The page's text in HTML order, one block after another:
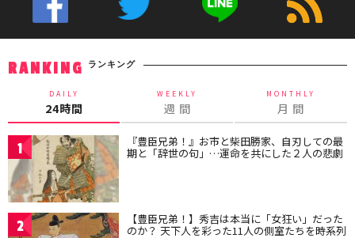
RANKING ランキング
DAILY
24時間
WEEKLY
週 間
MONTHLY
月 間
1 『豊臣兄弟！』お市と柴田勝家、自刃しての最
期と「辞世の句」…運命を共にした２人の悲劇
2 【豊臣兄弟！】秀吉は本当に「女狂い」だった
のか？ 天下人を彩った11人の側室たちを時系列